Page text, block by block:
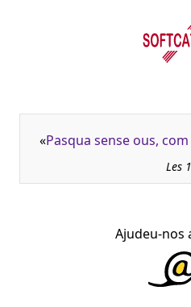
«Pasqua sense ous,
Les
Ajudeu-nos